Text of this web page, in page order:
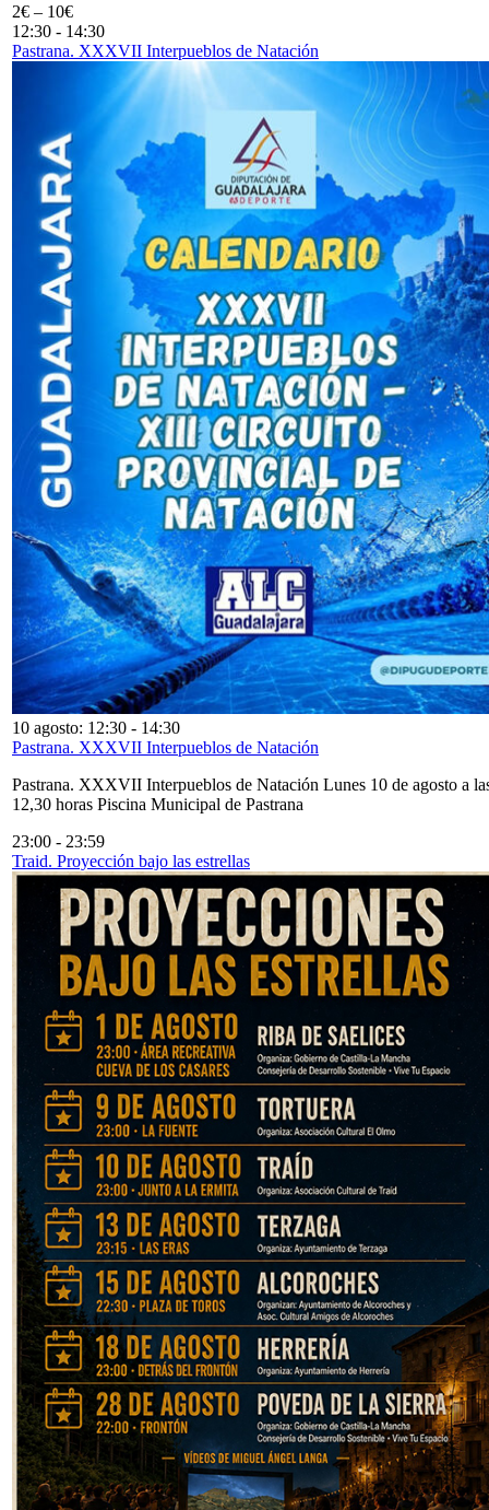
2€ – 10€
12:30 - 14:30
Pastrana. XXXVII Interpueblos de Natación
10 agosto: 12:30 - 14:30
Pastrana. XXXVII Interpueblos de Natación
Pastrana. XXXVII Interpueblos de Natación Lunes 10 de agosto a
12,30 horas Piscina Municipal de Pastrana
23:00 - 23:59
Traid. Proyección bajo las estrellas